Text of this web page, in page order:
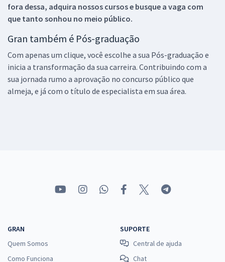
fora dessa, adquira nossos cursos e busque a vaga com
que tanto sonhou no meio público.
Gran também é Pós-graduação
Com apenas um clique, você escolhe a sua Pós-graduação e
inicia a transformação da sua carreira. Contribuindo com a
sua jornada rumo a aprovação no concurso público que
almeja, e já com o título de especialista em sua área.
GRAN
Quem Somos
Como Funciona
SUPORTE
Central de ajuda
Chat